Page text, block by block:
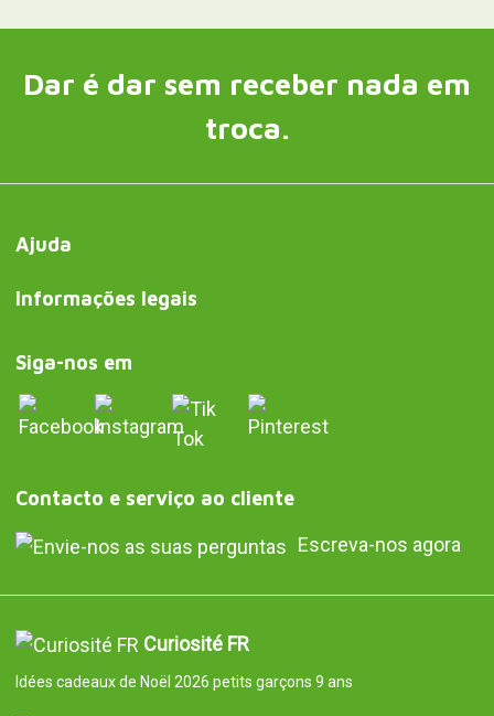
Dar é dar sem receber nada em
troca.
Ajuda
Informações legais
Siga-nos em
Contacto e serviço ao cliente
Escreva-nos agora
Curiosité FR
Idées cadeaux de Noël 2026 petits garçons 9 ans